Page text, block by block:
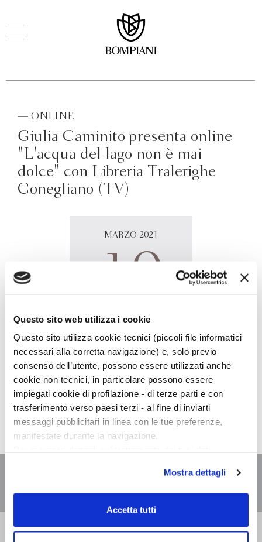
Questo sito web utilizza i cookie
Questo sito utilizza cookie tecnici (piccoli file informatici
necessari alla corretta navigazione) e, solo previo
consenso dell’utente, possono essere utilizzati anche
cookie non tecnici, in particolare possono essere
impiegati cookie di profilazione - di terze parti e con
trasferimento verso paesi terzi - al fine di inviarti
messaggi pubblicitari in linea con le tue preferenze,
manifestate durante la navigazione.
scelte privacy sui cookie, ti invitiamo a prendere visione
dell’informativa cookie.
Chiudendo il banner tramite la “X” prosegui la
dei soli cookie tecnici. Selezionando “Accetta tutti” presti
Mostra dettagli
Accetta tutti
— ONLINE
Giulia Caminito presenta online
"L'acqua del lago non è mai
dolce" con Libreria Tralerighe
Conegliano (TV)
MARZO 2021
19
19:00
Giulia Caminito presenta online L'acqua del lago non è
mai dolcein diretta FacebookLibreria Tralerighe.
Bompiani è un marchio